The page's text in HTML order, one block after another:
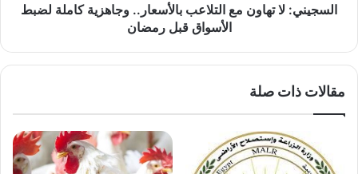
الأسواق
السجيني: لا تهاون مع التلاعب بالأسعار.. وجاهزية كاملة لضبط
الأسواق قبل رمضان
مقالات ذات صلة